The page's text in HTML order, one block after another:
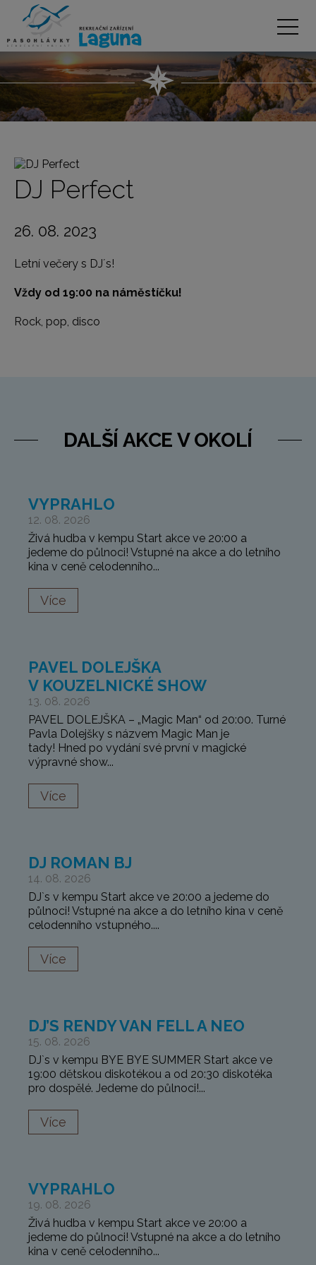
DJ Perfect
26. 08. 2023
Letní večery s DJ´s!
Vždy od 19:00 na náměstíčku!
Rock, pop, disco
DALŠÍ AKCE V OKOLÍ
VYPRAHLO
12. 08. 2026
Živá hudba v kempu Start akce ve 20:00 a
jedeme do půlnoci! Vstupné na akce a do letního
kina v ceně celodenního...
Více
PAVEL DOLEJŠKA
V KOUZELNICKÉ SHOW
13. 08. 2026
PAVEL DOLEJŠKA – „Magic Man“ od 20:00. Turné
Pavla Dolejšky s názvem Magic Man je
tady! Hned po vydání své první v magické
výpravné show...
Více
DJ ROMAN BJ
14. 08. 2026
DJ`s v kempu Start akce ve 20:00 a jedeme do
půlnoci! Vstupné na akce a do letního kina v ceně
celodenního vstupného....
Více
DJ’S RENDY VAN FELL A NEO
15. 08. 2026
DJ`s v kempu BYE BYE SUMMER Start akce ve
19:00 dětskou diskotékou a od 20:30 diskotéka
pro dospělé. Jedeme do půlnoci!...
Více
VYPRAHLO
19. 08. 2026
Živá hudba v kempu Start akce ve 20:00 a
jedeme do půlnoci! Vstupné na akce a do letního
kina v ceně celodenního...